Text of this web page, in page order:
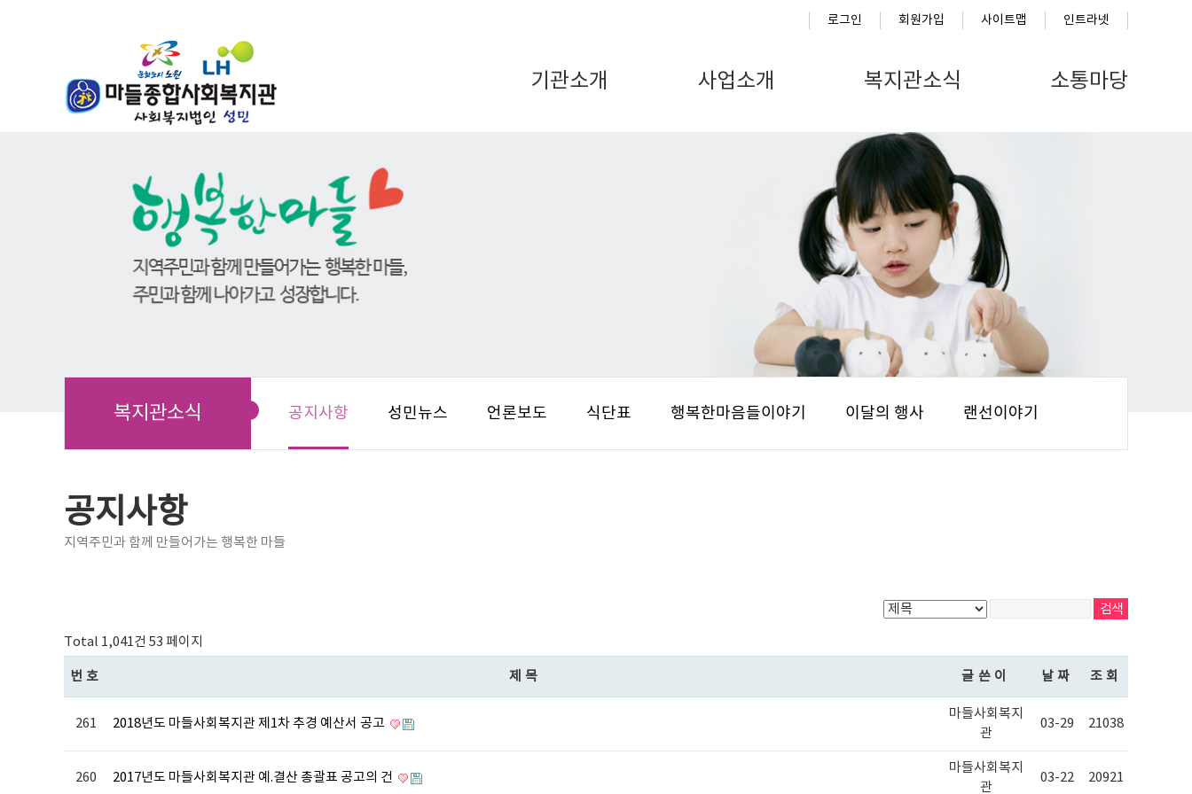
로그인 회원가입 사이트맵 인트라넷
기관소개 사업소개 복지관소식 소통마당
복지관소식 공지사항 성민뉴스 언론보도 식단표 행복한마음들이야기 이달의 행사 랜선이야기
공지사항
지역주민과 함께 만들어가는 행복한 마들
Total 1,041건 53 페이지
번호 제목 글쓴이 날짜 조회
261 2018년도 마들사회복지관 제1차 추경 예산서 공고
마들사회복지
관
03-29 21038
260 2017년도 마들사회복지관 예.결산 총괄표 공고의 건
마들사회복지
관
03-22 20921